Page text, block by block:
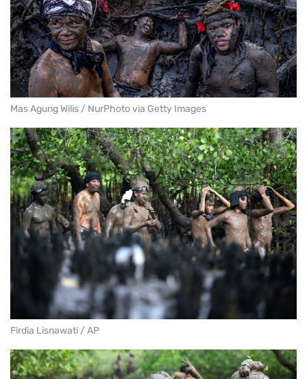
Mas Agung Wilis / NurPhoto via Getty Images
Firdia Lisnawati / AP